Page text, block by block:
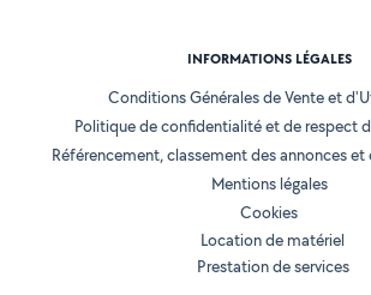
INFORMATIONS LÉGALES
Conditions Générales de Vente et
Politique de confidentialité et de respect
Référencement, classement des annonces
Mentions légales
Cookies
Location de matériel
Prestation de services